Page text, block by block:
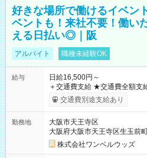
好きな場所で働けるイベン
ベントも！来社不要！働い
える日払い◎｜阪
アルバイト 職種未経験OK
給与
日給16,500円～
＋交通費支給 ★交通費全額支給！ ★日払いOK！（規定あり） ┗
働いたその日に現金GET♪ お
交通費別途支給あり
勤務地
大阪市天王寺区
大阪府大阪市天王寺区生玉前
株式会社ワンベルウッズ